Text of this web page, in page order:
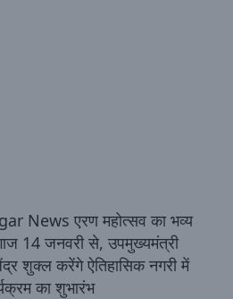
News एरण महोत्सव का भव्य
14 जनवरी से, उपमुख्यमंत्री
शुक्ल करेंगे ऐतिहासिक नगरी में
का शुभारंभ